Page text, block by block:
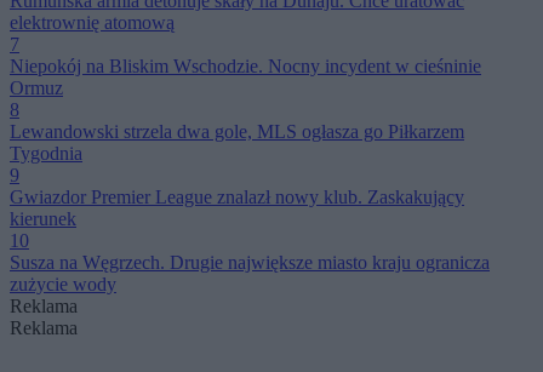
elektrownię atomową
7
Niepokój na Bliskim Wschodzie. Nocny incydent w cieśninie
Ormuz
8
Lewandowski strzela dwa gole, MLS ogłasza go Piłkarzem
Tygodnia
9
Gwiazdor Premier League znalazł nowy klub. Zaskakujący
kierunek
10
Susza na Węgrzech. Drugie największe miasto kraju ogranicza
zużycie wody
Reklama
Reklama